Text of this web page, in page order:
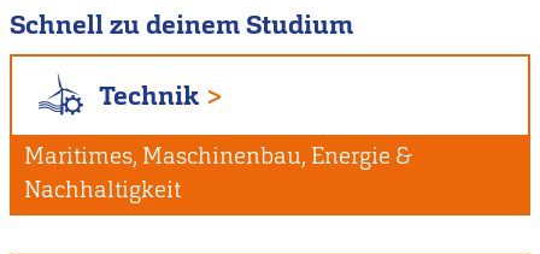
Schnell zu deinem Studium
Technik
Maritimes, Maschinenbau, Energie &
Nachhaltigkeit